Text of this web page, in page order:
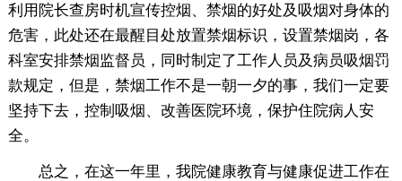
利用院长查房时机宣传控烟、禁烟的好处及吸烟对身体的
危害，此处还在最醒目处放置禁烟标识，设置禁烟岗，各
科室安排禁烟监督员，同时制定了工作人员及病员吸烟罚
款规定，但是，禁烟工作不是一朝一夕的事，我们一定要
坚持下去，控制吸烟、改善医院环境，保护住院病人安
全。
总之，在这一年里，我院健康教育与健康促进工作在